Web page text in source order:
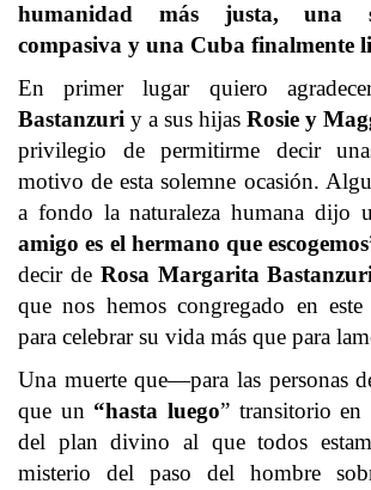
humanidad más justa, una
compasiva y una Cuba finalmente
En primer lugar quiero
Bastanzuri y a sus hijas Rosie y
privilegio de permitirme decir
motivo de esta solemne ocasión.
a fondo la naturaleza humana dijo
amigo es el hermano que
decir de Rosa Margarita Bastanzuri
que nos hemos congregado en este
para celebrar su vida más que para
Una muerte que—para las personas
que un “hasta luego” transitorio
del plan divino al que todos
misterio del paso del hombre